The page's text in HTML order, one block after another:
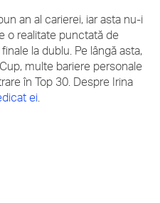
an al carierei, iar asta nu-i
o realitate punctată de
la dublu. Pe lângă asta,
multe bariere personale
în Top 30. Despre Irina
ei.